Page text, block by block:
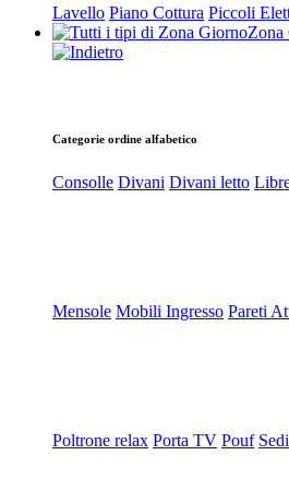
Lavello Piano Cottura Piccoli
Zona
Categorie ordine alfabetico
Consolle Divani Divani letto
Mensole Mobili Ingresso Pareti
Poltrone relax Porta TV Pouf